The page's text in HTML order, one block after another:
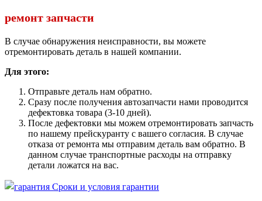
ремонт запчасти
В случае обнаружения неисправности, вы можете
отремонтировать деталь в нашей компании.
Для этого:
Отправьте деталь нам обратно.
Сразу после получения автозапчасти нами проводится
дефектовка товара (3-10 дней).
После дефектовки мы можем отремонтировать запчасть
по нашему прейскуранту с вашего согласия. В случае
отказа от ремонта мы отправим деталь вам обратно. В
данном случае транспортные расходы на отправку
детали ложатся на вас.
Сроки и условия гарантии